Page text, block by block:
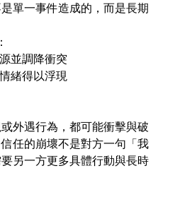
單一事件造成的，而是長期
並調降衝突
緒得以浮現
外遇行為，都可能衝擊與破
任的崩壞不是對方一句「我
另一方更多具體行動與長時